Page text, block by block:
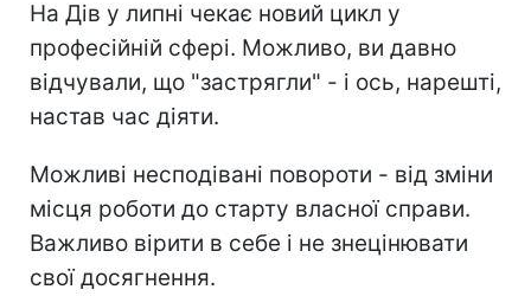
На Дів у липні чекає новий цикл у
професійній сфері. Можливо, ви давно
відчували, що "застрягли" - і ось, нарешті,
настав час діяти.
Можливі несподівані повороти - від зміни
місця роботи до старту власної справи.
Важливо вірити в себе і не знецінювати
свої досягнення.